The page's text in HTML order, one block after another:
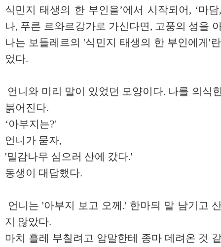
식민지 태생의 한 부인을’에서 시작되어, ‘마
나, 푸른 르와르강가로 가신다면, 고풍의 성을
나는 보들레르의 '식민지 태생의 한 부인에게'
었다.
언니와 미리 말이 있었던 모양이다. 나를 의식
붉어진다.
‘아부지는?'
언니가 묻자,
'밀감나무 심으러 산에 갔다.'
동생이 대답했다.
언니는 '아부지 보고 오께.' 한마듸 말 남기고
지 않았다.
마치 흘레 부칠려고 암말한테 종마 데려온 것